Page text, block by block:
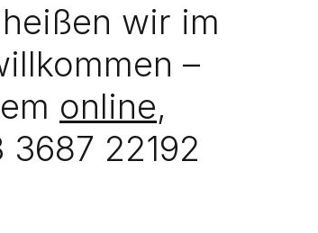
wir im
–
online,
22192